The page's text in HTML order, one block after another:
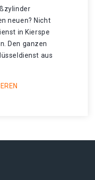
neuen? Nicht
in Kierspe
Den ganzen
aus